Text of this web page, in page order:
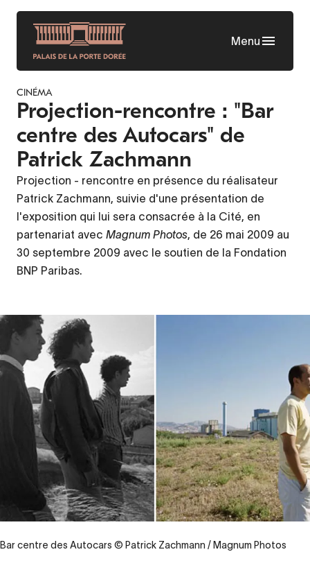
Aller
contenu
principal
Menu
CINÉMA
Projection-rencontre : "Bar
centre des Autocars" de
Patrick Zachmann
Projection - rencontre en présence du réalisateur
Patrick Zachmann, suivie d'une présentation de
l'exposition qui lui sera consacrée à la Cité, en
partenariat avec Magnum Photos, de 26 mai 2009 au
30 septembre 2009 avec le soutien de la Fondation
BNP Paribas.
Bar centre des Autocars © Patrick Zachmann / Magnum Photos